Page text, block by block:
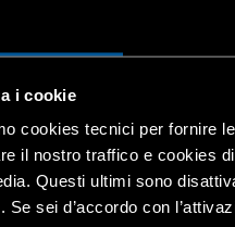
i cookie
cookies tecnici per fornire
il nostro traffico e cookies
Questi ultimi sono
. Se sei d’accordo con